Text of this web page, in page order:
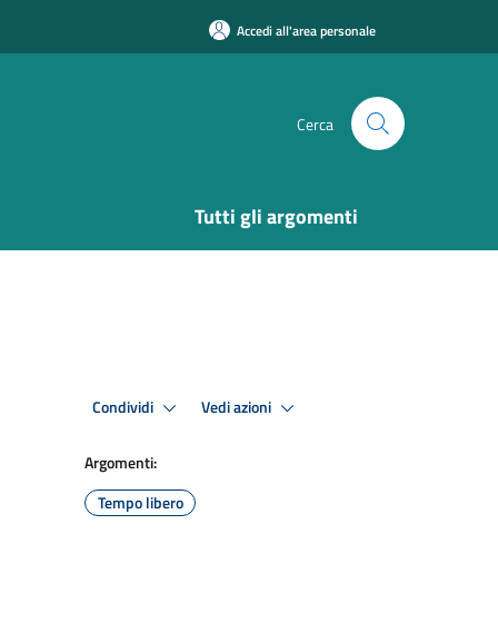
Accedi all'area personale
Cerca
Tutti gli argomenti
Condividi Vedi azioni
Argomenti:
Tempo libero